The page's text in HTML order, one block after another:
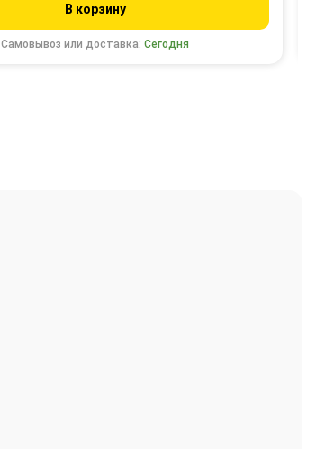
Самовывоз или доставка:Сегодня
В корзину